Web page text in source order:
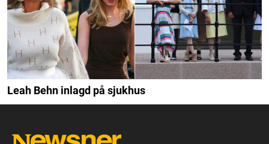
Leah Behn inlagd på sjukhus